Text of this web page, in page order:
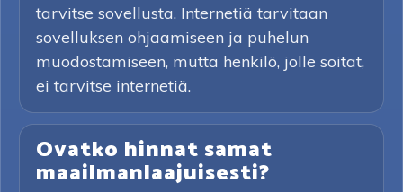
tarvitse sovellusta. Internetiä tarvitaan
sovelluksen ohjaamiseen ja puhelun
muodostamiseen, mutta henkilö, jolle soitat,
ei tarvitse internetiä.
Ovatko hinnat samat
maailmanlaajuisesti?